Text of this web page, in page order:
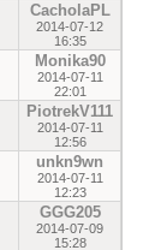
CacholaPL
2014-07-12
16:35
Monika90
2014-07-11
22:01
PiotrekV111
2014-07-11
12:56
unkn9wn
2014-07-11
12:23
GGG205
2014-07-09
15:28